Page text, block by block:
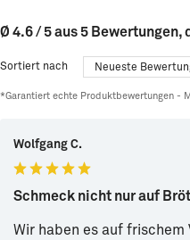
Ø 4.6 / 5 aus 5 Bewertungen,
Sortiert nach
*Garantiert echte Produktbewertungen -
Wolfgang C.
Schmeck nicht nur auf
Wir haben es auf